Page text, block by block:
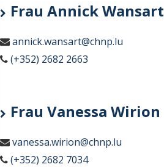
Frau Annick Wansart
annick.wansart@chnp.lu
(+352) 2682 2663
Frau Vanessa Wirion
vanessa.wirion@chnp.lu
(+352) 2682 7034